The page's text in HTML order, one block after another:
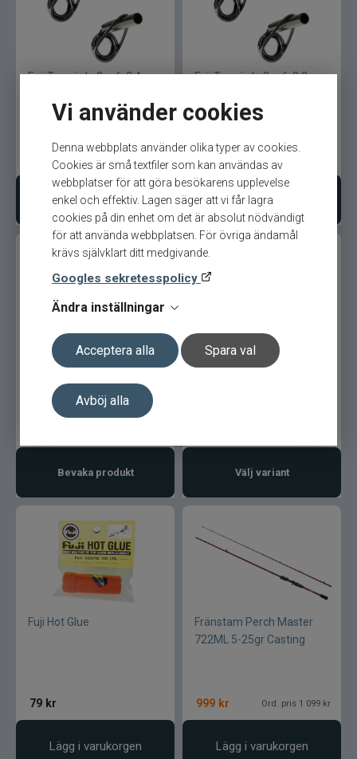
Vi använder cookies
Denna webbplats använder olika typer av cookies.
Cookies är små textfiler som kan användas av
webbplatser för att göra besökarens upplevelse
enkel och effektiv. Lagen säger att vi får lagra
cookies på din enhet om det är absolut nödvändigt
för att använda webbplatsen. För övriga ändamål
krävs självklart ditt medgivande.
Googles sekretesspolicy
Ändra inställningar
Acceptera alla Spara val
Avböj alla
Fuji Toppögla 2-p 6-2,4mm
kr
Bevaka produkt
Fuji Toppögla 2-p 6-2,2mm
79 kr
Bevaka produkt
Fuji Toppögla 2-p 6-2,0mm
BCFAT
Bevaka produkt
Fuji Toppögla 2-p
Välj variant
Fuji Hot Glue
79 kr
Lägg i varukorgen
Fränstam Perch Master
722ML 5-25gr Casting
999 kr Ord. pris 1 099 kr
Lägg i varukorgen